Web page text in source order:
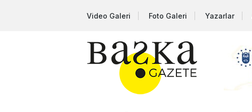
Video Galeri Foto Galeri Yazarlar